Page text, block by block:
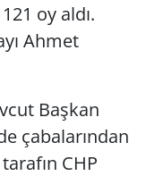
oy aldı.
Ahmet
Başkan
çabalarından
CHP